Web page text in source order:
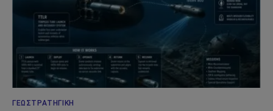
ΓΕΩΣΤΡΑΤΗΓΙΚΉ